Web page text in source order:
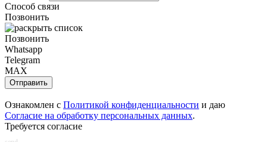
Способ связи
Позвонить
Позвонить
Whatsapp
Telegram
MAX
Отправить
Ознакомлен с Политикой конфиденциальности и даю
Согласие на обработку персональных данных.
Требуется согласие